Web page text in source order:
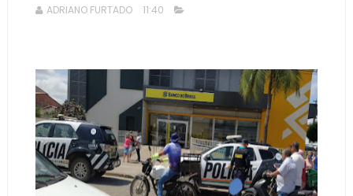
ADRIANO FURTADO 11:40